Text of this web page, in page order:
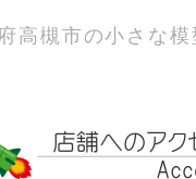
高槻市の小さな